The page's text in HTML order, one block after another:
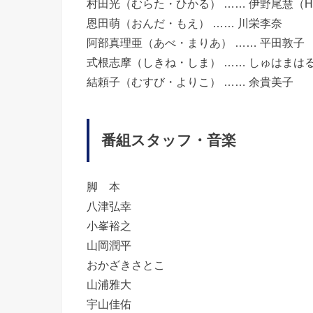
村田光（むらた・ひかる） …… 伊野尾慧（
恩田萌（おんだ・もえ） …… 川栄李奈
阿部真理亜（あべ・まりあ） …… 平田敦子
式根志摩（しきね・しま） …… しゅはまは
結頼子（むすび・よりこ） …… 余貴美子
番組スタッフ・音楽
脚 本
八津弘幸
小峯裕之
山岡潤平
おかざきさとこ
山浦雅大
宇山佳佑